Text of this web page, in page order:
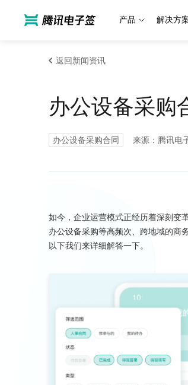
产品 解决方
返回新闻资讯
办公设备采购
办公设备采购合同 来源：腾讯电
如今，企业运营模式正经历着深刻变
办公设备采购等高频次、跨地域的商
以下我们来详细解答一下。